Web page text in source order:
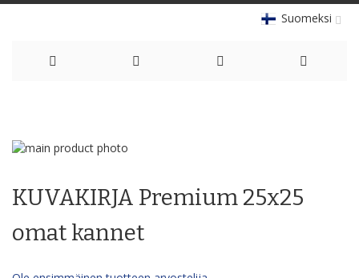
Suomeksi
Content
Skip
end
the
images
the
of
the
KUVAKIRJA Premium 25x25
omat kannet